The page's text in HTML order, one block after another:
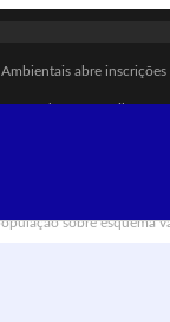
abre
do Agosto Lilás
sobre esquema
Seguros amplia